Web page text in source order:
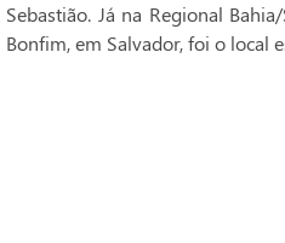
Sebastião. Já na Regional
Bonfim, em Salvador, foi o local